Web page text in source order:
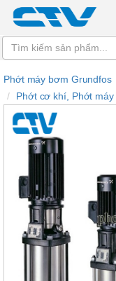
Phớt máy bơm Grundfos
Phớt cơ khí, Phớt